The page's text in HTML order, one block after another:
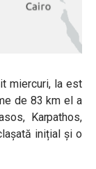
miercuri, la est
de 83 km el a
Karpathos,
inițial și o